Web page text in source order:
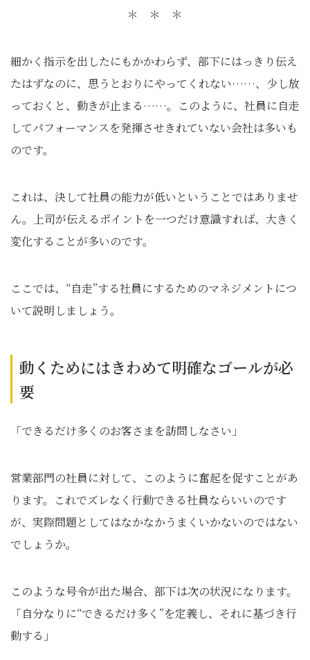
＊ ＊ ＊
細かく指示を出したにもかかわらず、部下にはっきり伝え
たはずなのに、思うとおりにやってくれない……、少し放
っておくと、動きが止まる……。このように、社員に自走
してパフォーマンスを発揮させきれていない会社は多いも
のです。
これは、決して社員の能力が低いということではありませ
ん。上司が伝えるポイントを一つだけ意識すれば、大きく
変化することが多いのです。
ここでは、“自走”する社員にするためのマネジメントにつ
いて説明しましょう。
動くためにはきわめて明確なゴールが必
要
「できるだけ多くのお客さまを訪問しなさい」
営業部門の社員に対して、このように奮起を促すことがあ
ります。これでズレなく行動できる社員ならいいのです
が、実際問題としてはなかなかうまくいかないのではない
でしょうか。
このような号令が出た場合、部下は次の状況になります。
「自分なりに“できるだけ多く”を定義し、それに基づき行
動する」